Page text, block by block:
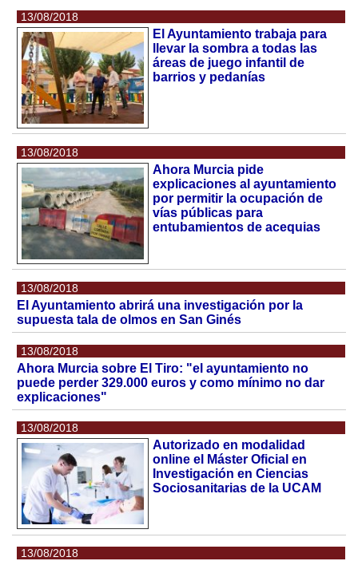
13/08/2018
El Ayuntamiento trabaja para
llevar la sombra a todas las
áreas de juego infantil de
barrios y pedanías
13/08/2018
Ahora Murcia pide
explicaciones al ayuntamiento
por permitir la ocupación de
vías públicas para
entubamientos de acequias
13/08/2018
El Ayuntamiento abrirá una investigación por la
supuesta tala de olmos en San Ginés
13/08/2018
Ahora Murcia sobre El Tiro: "el ayuntamiento no
puede perder 329.000 euros y como mínimo no dar
explicaciones"
13/08/2018
Autorizado en modalidad
online el Máster Oficial en
Investigación en Ciencias
Sociosanitarias de la UCAM
13/08/2018